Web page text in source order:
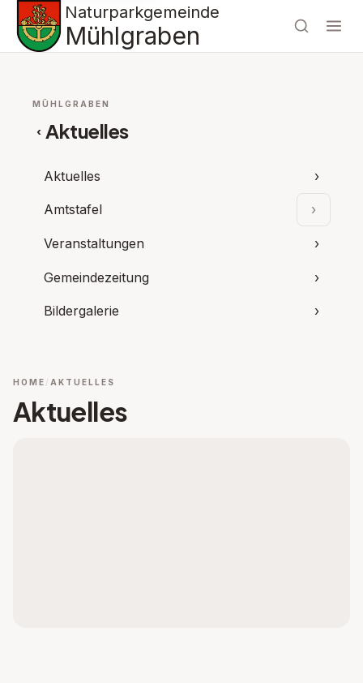
Naturparkgemeinde
Mühlgraben
MÜHLGRABEN
‹ Aktuelles
Aktuelles ›
Amtstafel ›
Veranstaltungen
›
Gemeindezeitung ›
Bildergalerie ›
HOME AKTUELLES
Aktuelles